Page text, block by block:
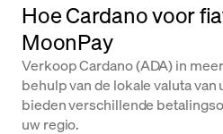
Hoe Cardano voor
MoonPay
Verkoop Cardano (ADA) in
behulp van de lokale valuta
bieden verschillende
uw regio.